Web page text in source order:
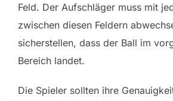
Feld. Der Aufschläger muss mit
zwischen diesen Feldern
sicherstellen, dass der Ball im
Bereich landet.
Die Spieler sollten ihre